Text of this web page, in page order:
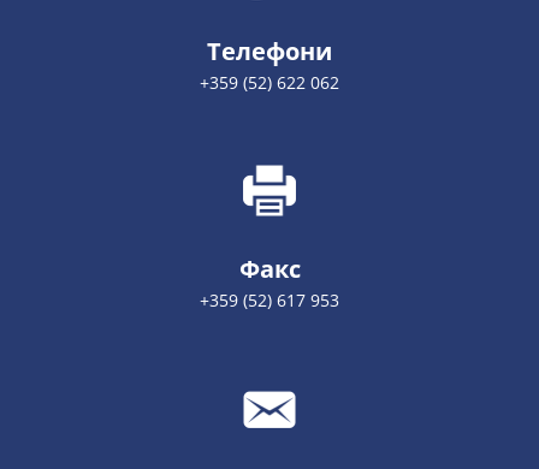
Телефони
+359 (52) 622 062
Факс
+359 (52) 617 953